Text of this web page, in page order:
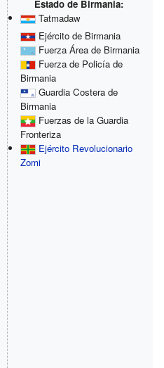
Estado de Birmania:
Tatmadaw
Ejército de Birmania
Fuerza Área de Birmania
Fuerza de Policía de
Birmania
Guardia Costera de
Birmania
Fuerzas de la Guardia
Fronteriza
Ejército Revolucionario
Zomi